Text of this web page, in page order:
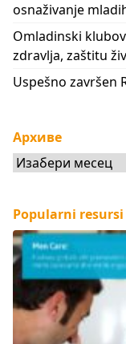
osnaživanje
Omladinski
zdravlja, zaštitu
Uspešno završen
Архиве
Архиве
Popularni resursi